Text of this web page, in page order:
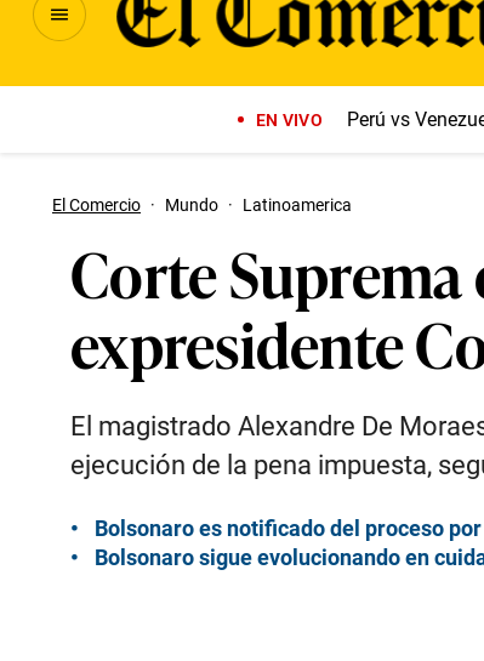
EN VIVO Perú vs
El Comercio · Mundo · Latinoamerica
Corte
expresidente
El magistrado Alexandre De
ejecución de la pena impuesta,
Bolsonaro es notificado del proceso
Bolsonaro sigue evolucionando en